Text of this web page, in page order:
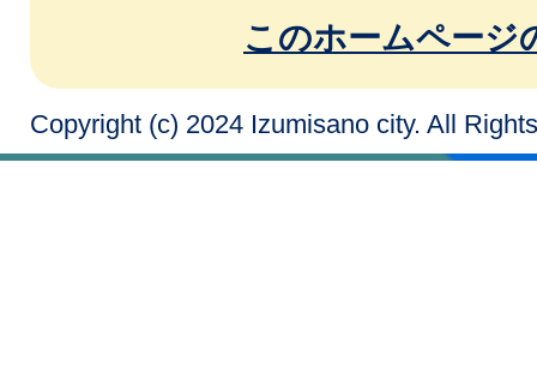
このホームページ
Copyright (c) 2024 Izumisano city. All